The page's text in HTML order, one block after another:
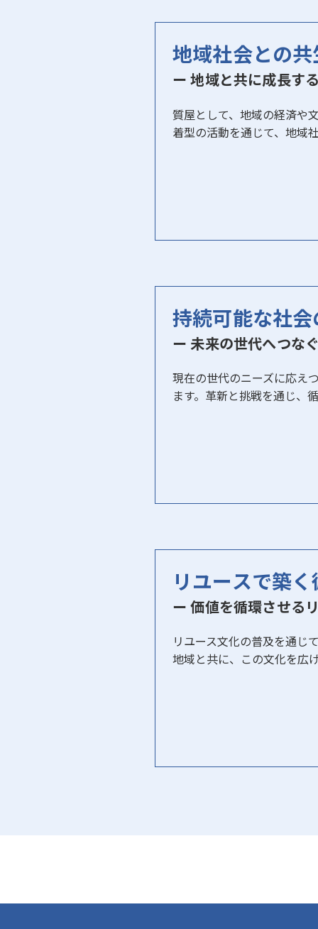
地域社会との共
ー 地域と共に成長する
質屋として、地域の経済や
着型の活動を通じて、地域
持続可能な社
ー 未来の世代へつな
現在の世代のニーズに応え
ます。革新と挑戦を通じ、
リユースで築
ー 価値を循環させる
リユース文化の普及を通じ
地域と共に、この文化を広